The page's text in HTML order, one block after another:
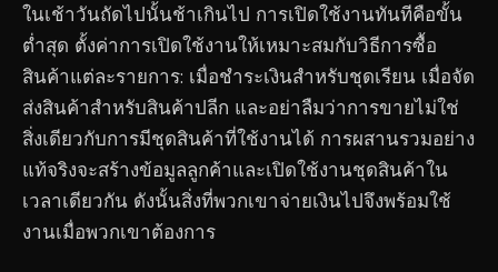
ในเช้าวันถัดไปนั้นช้าเกินไป การเปิดใช้งานทันทีคือขั้น
ต่ำสุด ตั้งค่าการเปิดใช้งานให้เหมาะสมกับวิธีการซื้อ
สินค้าแต่ละรายการ: เมื่อชำระเงินสำหรับชุดเรียน เมื่อจัด
ส่งสินค้าสำหรับสินค้าปลีก และอย่าลืมว่าการขายไม่ใช่
สิ่งเดียวกับการมีชุดสินค้าที่ใช้งานได้ การผสานรวมอย่าง
แท้จริงจะสร้างข้อมูลลูกค้าและเปิดใช้งานชุดสินค้าใน
เวลาเดียวกัน ดังนั้นสิ่งที่พวกเขาจ่ายเงินไปจึงพร้อมใช้
งานเมื่อพวกเขาต้องการ